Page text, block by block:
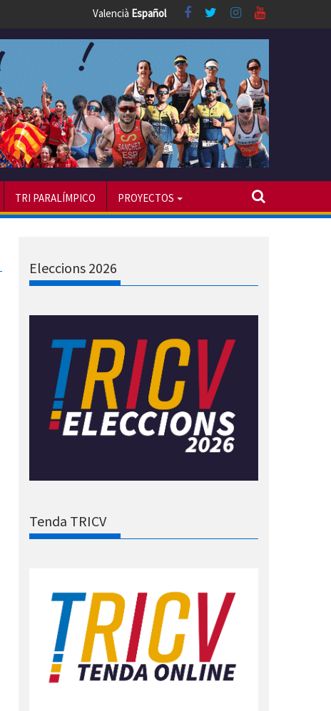
Valencià Español
TRI PARALÍMPICO PROYECTOS
Eleccions 2026
Tenda TRICV